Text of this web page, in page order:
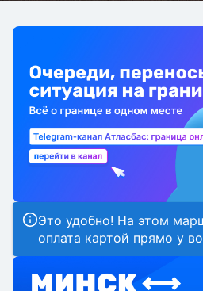
Это удобно! На этом
оплата картой прямо у